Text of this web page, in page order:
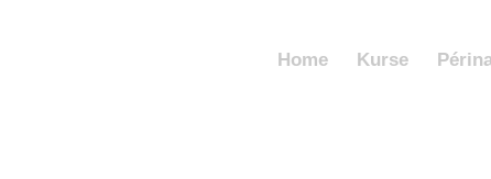
Home Kurse